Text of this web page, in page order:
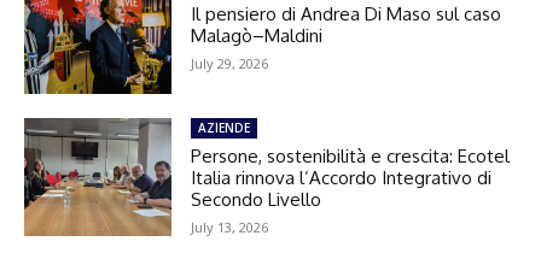
Il pensiero di Andrea Di Maso sul caso
Malagò–Maldini
July 29, 2026
AZIENDE
Persone, sostenibilità e crescita: Ecotel
Italia rinnova l’Accordo Integrativo di
Secondo Livello
July 13, 2026